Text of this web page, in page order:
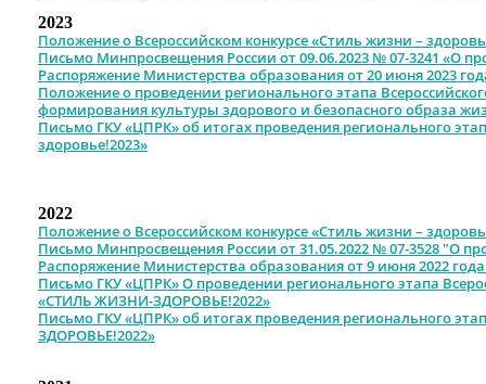
2023
Положение о Всероссийском конкурсе «Стиль жизни –
Письмо Минпросвещения России от 09.06.2023 № 07-3241 «О
Распоряжение Министерства образования от 20 июня 2023
Положение о проведении регионального этапа
формирования культуры здорового и безопасного образа
Письмо ГКУ «ЦПРК» об итогах проведения регионального
здоровье!2023»
2022
Положение о Всероссийском конкурсе «Стиль жизни –
Письмо Минпросвещения России от 31.05.2022 № 07-3528 "О
Распоряжение Министерства образования от 9 июня 2022
Письмо ГКУ «ЦПРК» О проведении регионального этапа
«СТИЛЬ ЖИЗНИ-ЗДОРОВЬЕ!2022»
Письмо ГКУ «ЦПРК» об итогах проведения регионального
ЗДОРОВЬЕ!2022»